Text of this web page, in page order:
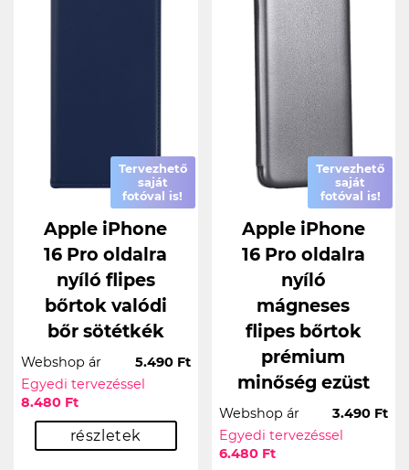
Tervezhető
saját
fotóval is!
Apple iPhone
16 Pro oldalra
nyíló flipes
bőrtok valódi
bőr sötétkék
Webshop ár
5.490 Ft
Egyedi tervezéssel
8.480 Ft
részletek
Tervezhető
saját
fotóval is!
Apple iPhone
16 Pro oldalra
nyíló
mágneses
flipes bőrtok
prémium
minőség ezüst
Webshop ár
3.490 Ft
Egyedi tervezéssel
6.480 Ft